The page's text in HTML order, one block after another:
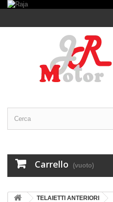
Carrello (vuoto)
TELAIETTI ANTERIORI